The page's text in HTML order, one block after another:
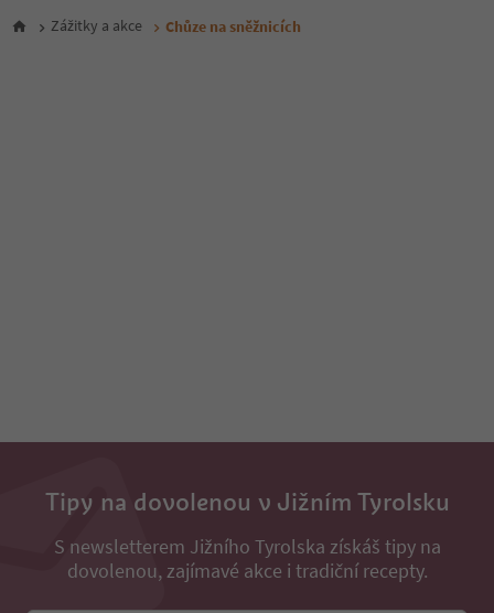
Zážitky a akce Chůze na sněžnicích
Tipy na dovolenou v Jižním Tyrolsku
S newsletterem Jižního Tyrolska získáš tipy na
dovolenou, zajímavé akce i tradiční recepty.